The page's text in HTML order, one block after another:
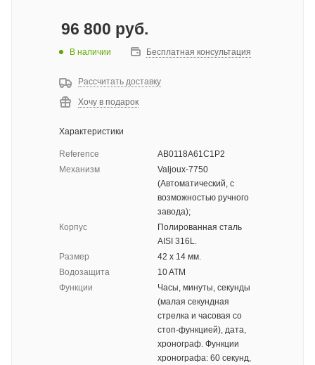
96 800 руб.
В наличии Бесплатная консультация
Рассчитать доставку
Хочу в подарок
Характеристики
Reference
AB0118A61C1P2
Механизм
Valjoux-7750
(Автоматический, с
возможностью ручного
завода);
Корпус
Полированная сталь
AISI 316L.
Размер
42 х 14 мм.
Водозащита
10 ATM
Функции
Часы, минуты, секунды
(малая секундная
стрелка и часовая со
стоп-функцией), дата,
хронограф. Функции
хронографа: 60 секунд,